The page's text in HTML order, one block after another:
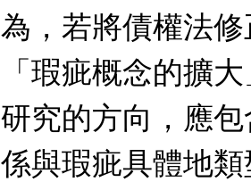
為，若將債權法
「瑕疵概念的擴
研究的方向，應
係與瑕疵具體地